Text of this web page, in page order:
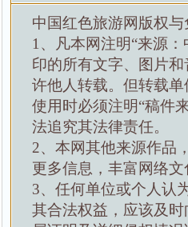
中国红色旅游网版权与
1、凡本网注明“来源
印的所有文字、图片
许他人转载。但转载
使用时必须注明“稿件
法追究其法律责任。
2、本网其他来源作品
更多信息，丰富网络
3、任何单位或个人认
其合法权益，应该及